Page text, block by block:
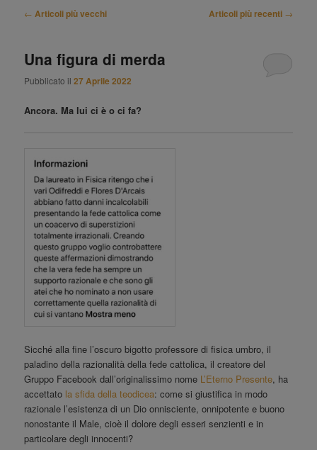
Navigazione
← Articoli più vecchi Articoli più recenti →
Una figura di merda
Pubblicato il27 Aprile 2022
Ancora. Ma lui ci è o ci fa?
Sicché alla fine l’oscuro bigotto professore di fisica umbro, il
paladino della razionalità della fede cattolica, il creatore del
Gruppo Facebook dall’originalissimo nome L’Eterno Presente, ha
accettato la sfida della teodicea: come si giustifica in modo
razionale l’esistenza di un Dio onnisciente, onnipotente e buono
nonostante il Male, cioè il dolore degli esseri senzienti e in
particolare degli innocenti?